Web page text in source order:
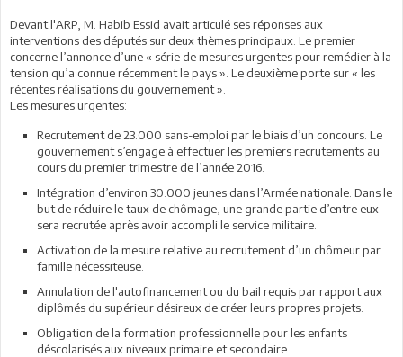
Devant l'ARP, M. Habib Essid avait articulé ses réponses aux
interventions des députés sur deux thèmes principaux. Le premier
concerne l’annonce d’une « série de mesures urgentes pour remédier à la
tension qu’a connue récemment le pays ». Le deuxième porte sur « les
récentes réalisations du gouvernement ».
Les mesures urgentes:
Recrutement de 23.000 sans-emploi par le biais d’un concours. Le
gouvernement s’engage à effectuer les premiers recrutements au
cours du premier trimestre de l’année 2016.
Intégration d’environ 30.000 jeunes dans l’Armée nationale. Dans le
but de réduire le taux de chômage, une grande partie d’entre eux
sera recrutée après avoir accompli le service militaire.
Activation de la mesure relative au recrutement d’un chômeur par
famille nécessiteuse.
Annulation de l'autofinancement ou du bail requis par rapport aux
diplômés du supérieur désireux de créer leurs propres projets.
Obligation de la formation professionnelle pour les enfants
déscolarisés aux niveaux primaire et secondaire.